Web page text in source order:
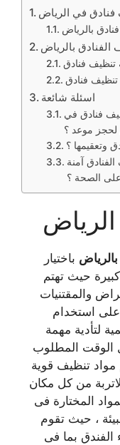
فنادق في الرياض
بالرياض
الفنادق بالرياض
فنادق
تنظيف فنادق
اسئلة شائعة
فنادق في
لحجز موعد ؟
وتعقيمها ؟
آمنة
على الصحة ؟
باختيار
كبيرة حيث تهتم
والمقتنيات
على استخدام
لتأدية مهمة
الوقت المطلوب
مواد تنظيف قوية
من كل مكان
المختارة فى
، حيث تقوم
الفندق بما فى